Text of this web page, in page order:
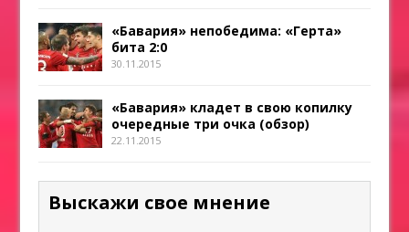
«Бавария» непобедима: «Герта»
бита 2:0
30.11.2015
«Бавария» кладет в свою копилку
очередные три очка (обзор)
22.11.2015
Выскажи свое мнение